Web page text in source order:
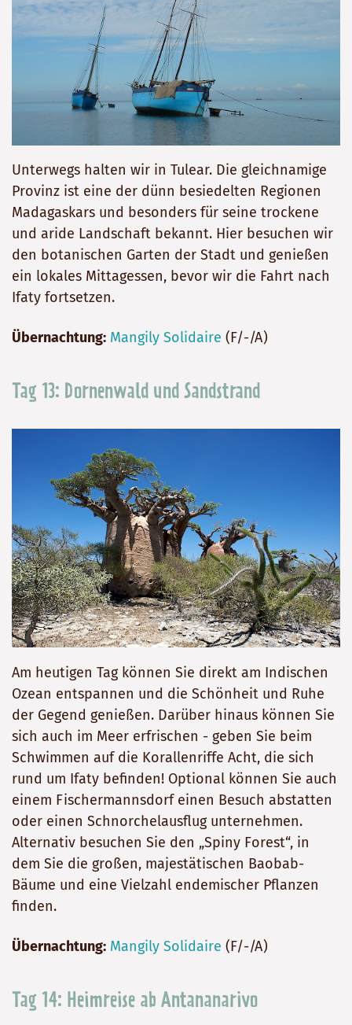
Unterwegs halten wir in Tulear. Die gleichnamige
Provinz ist eine der dünn besiedelten Regionen
Madagaskars und besonders für seine trockene
und aride Landschaft bekannt. Hier besuchen wir
den botanischen Garten der Stadt und genießen
ein lokales Mittagessen, bevor wir die Fahrt nach
Ifaty fortsetzen.
Übernachtung: Mangily Solidaire (F/-/A)
Tag 13: Dornenwald und Sandstrand
Am heutigen Tag können Sie direkt am Indischen
Ozean entspannen und die Schönheit und Ruhe
der Gegend genießen. Darüber hinaus können Sie
sich auch im Meer erfrischen - geben Sie beim
Schwimmen auf die Korallenriffe Acht, die sich
rund um Ifaty befinden! Optional können Sie auch
einem Fischermannsdorf einen Besuch abstatten
oder einen Schnorchelausflug unternehmen.
Alternativ besuchen Sie den „Spiny Forest“, in
dem Sie die großen, majestätischen Baobab-
Bäume und eine Vielzahl endemischer Pflanzen
finden.
Übernachtung: Mangily Solidaire (F/-/A)
Tag 14: Heimreise ab Antananarivo